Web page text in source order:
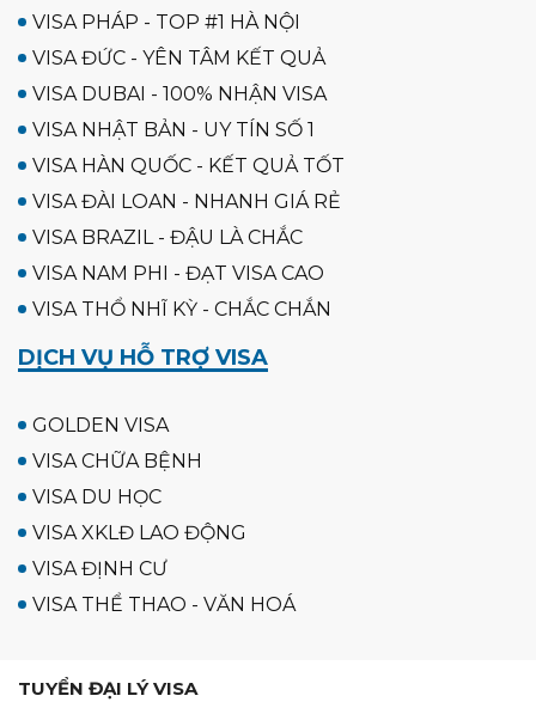
VISA PHÁP - TOP #1 HÀ NỘI
VISA ĐỨC - YÊN TÂM KẾT QUẢ
VISA DUBAI - 100% NHẬN VISA
VISA NHẬT BẢN - UY TÍN SỐ 1
VISA HÀN QUỐC - KẾT QUẢ TỐT
VISA ĐÀI LOAN - NHANH GIÁ RẺ
VISA BRAZIL - ĐẬU LÀ CHẮC
VISA NAM PHI - ĐẠT VISA CAO
VISA THỔ NHĨ KỲ - CHẮC CHẮN
DỊCH VỤ HỖ TRỢ VISA
GOLDEN VISA
VISA CHỮA BỆNH
VISA DU HỌC
VISA XKLĐ LAO ĐỘNG
VISA ĐỊNH CƯ
VISA THỂ THAO - VĂN HOÁ
TUYỂN ĐẠI LÝ VISA